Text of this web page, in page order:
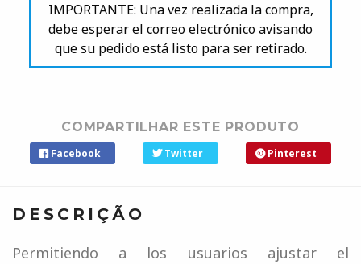
IMPORTANTE: Una vez realizada la compra,
debe esperar el correo electrónico avisando
que su pedido está listo para ser retirado.
COMPARTILHAR ESTE PRODUTO
Facebook Twitter Pinterest
DESCRIÇÃO
Permitiendo a los usuarios ajustar el